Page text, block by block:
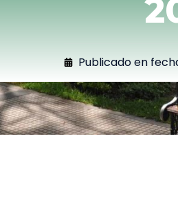
Publicado en